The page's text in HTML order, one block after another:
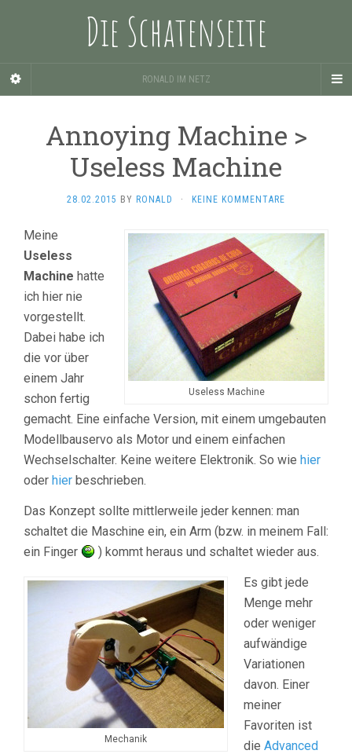
Die Schatenseite
RONALD IM NETZ
Annoying Machine >
Useless Machine
28.02.2015 BY RONALD · KEINE KOMMENTARE
Useless Machine
Meine
Useless
Machine hatte
ich hier nie
vorgestellt.
Dabei habe ich
die vor über
einem Jahr
schon fertig
gemacht. Eine einfache Version, mit einem umgebauten
Modellbauservo als Motor und einem einfachen
Wechselschalter. Keine weitere Elektronik. So wie hier
oder hier beschrieben.
Das Konzept sollte mittlerweile jeder kennen: man
schaltet die Maschine ein, ein Arm (bzw. in meinem Fall:
ein Finger
) kommt heraus und schaltet wieder aus.
Mechanik
Es gibt jede
Menge mehr
oder weniger
aufwändige
Variationen
davon. Einer
meiner
Favoriten ist
die Advanced